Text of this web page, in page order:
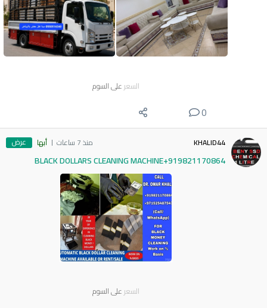
السعر على السوم
0
KHALID44 منذ 7 ساعات أبها عرض
BLACK DOLLARS CLEANING MACHINE+919821170864
السعر على السوم